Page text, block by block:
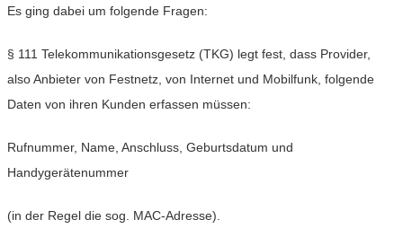
Es ging dabei um folgende Fragen:
§ 111 Telekommunikationsgesetz (TKG) legt fest, dass Provider,
also Anbieter von Festnetz, von Internet und Mobilfunk, folgende
Daten von ihren Kunden erfassen müssen:
Rufnummer, Name, Anschluss, Geburtsdatum und
Handygerätenummer
(in der Regel die sog. MAC-Adresse).